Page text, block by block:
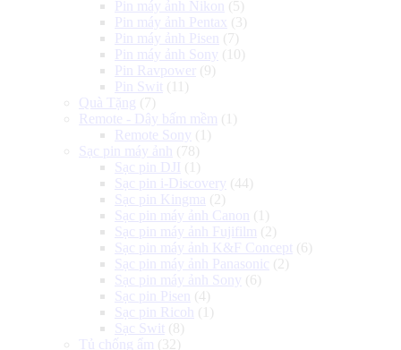
Pin máy ảnh Nikon
(5)
Pin máy ảnh Pentax (3)
Pin máy ảnh Pisen
(7)
Pin máy ảnh Sony (10)
Pin Ravpower
(9)
Pin Swit (11)
Quà Tặng (7)
Remote - Dây bấm mềm (1)
Remote Sony (1)
Sạc pin máy ảnh
(78)
Sạc pin DJI (1)
Sạc pin i-Discovery (44)
Sạc pin Kingma (2)
Sạc pin máy ảnh Canon
(1)
Sạc pin máy ảnh Fujifilm (2)
Sạc pin máy ảnh K&F Concept (6)
Sạc pin máy ảnh Panasonic (2)
Sạc pin máy ảnh Sony (6)
Sạc pin Pisen
(4)
Sạc pin Ricoh
(1)
Sạc Swit (8)
Tủ chống ẩm (32)